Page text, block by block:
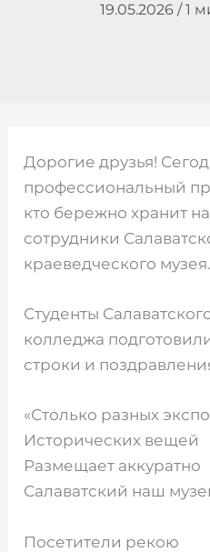
19.05.2026 /1
Дорогие друзья!
профессиональный
кто бережно хранит
сотрудники
краеведческого музея.
Студенты
колледжа
строки и
«Столько разных
Исторических вещей
Размещает аккуратно
Салаватский наш
Посетители рекою